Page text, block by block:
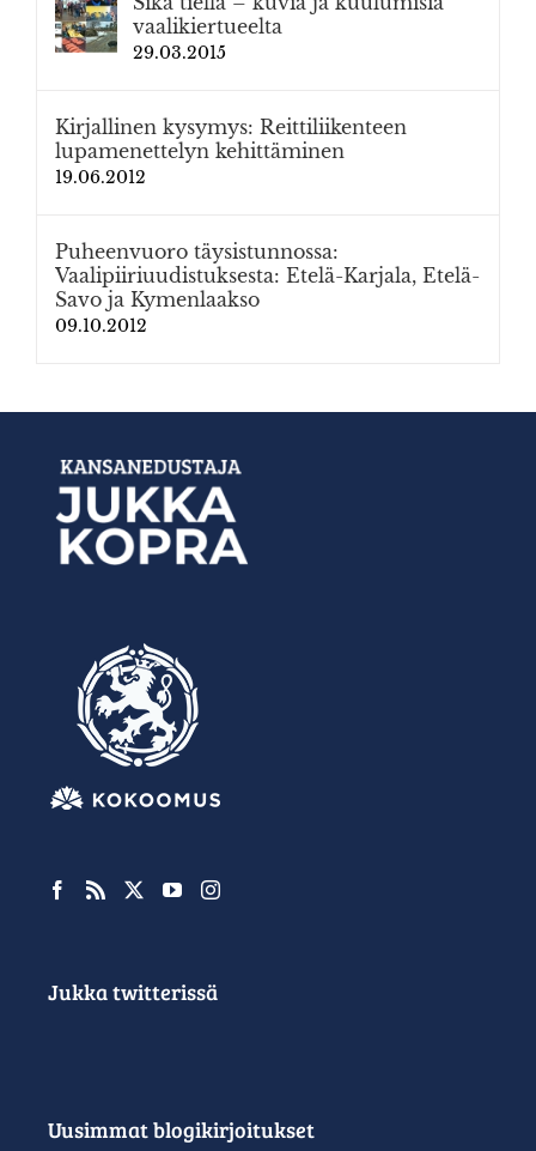
vaalikiertueelta
29.03.2015
Kirjallinen kysymys: Reittiliikenteen
lupamenettelyn kehittäminen
19.06.2012
Puheenvuoro täysistunnossa:
Vaalipiiriuudistuksesta: Etelä-Karjala, Etelä-
Savo ja Kymenlaakso
09.10.2012
Jukka twitterissä
Uusimmat blogikirjoitukset